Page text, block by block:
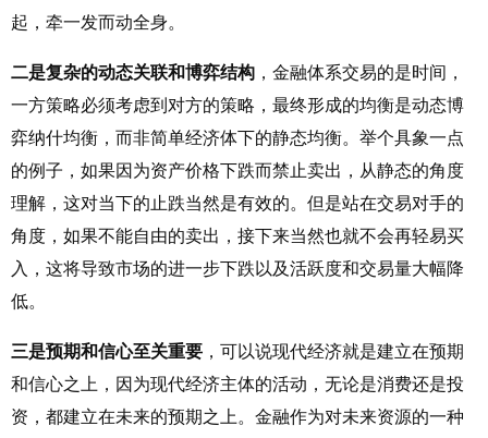
起，牵一发而动全身。
二是复杂的动态关联和博弈结构 ，金融体系交易的是时间，
一方策略必须考虑到对方的策略，最终形成的均衡是动态博
弈纳什均衡，而非简单经济体下的静态均衡。举个具象一点
的例子，如果因为资产价格下跌而禁止卖出，从静态的角度
理解，这对当下的止跌当然是有效的。但是站在交易对手的
角度，如果不能自由的卖出，接下来当然也就不会再轻易买
入，这将导致市场的进一步下跌以及活跃度和交易量大幅降
低。
三是预期和信心至关重要 ，可以说现代经济就是建立在预期
和信心之上，因为现代经济主体的活动，无论是消费还是投
资，都建立在未来的预期之上。金融作为对未来资源的一种